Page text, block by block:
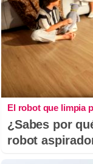
El robot que limpia
¿Sabes por
robot